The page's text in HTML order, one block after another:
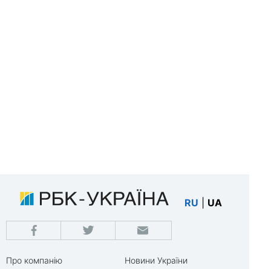
RU UA
Про компанію
Новини України